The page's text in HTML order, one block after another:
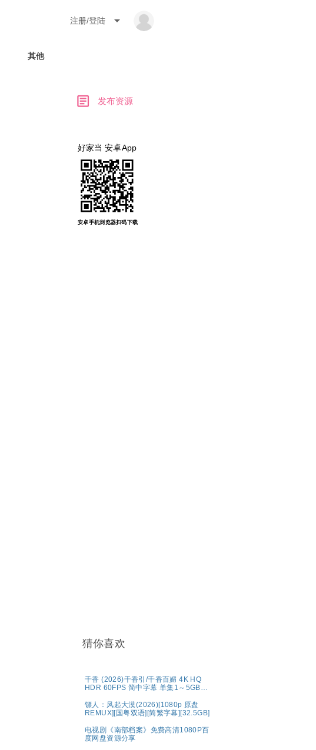
注册/登陆 arrow_drop_down
其他
article 发布资源
好家当 安卓App
安卓手机浏览器扫码下载
猜你喜欢
千香 (2026)千香引/千香百媚 4K HQ
HDR 60FPS 简中字幕 单集1～5GB】
镖人：风起大漠(2026)[1080p 原盘
REMUX][国粤双语][简繁字幕][32.5GB]
电视剧《南部档案》免费高清1080P百
度网盘资源分享